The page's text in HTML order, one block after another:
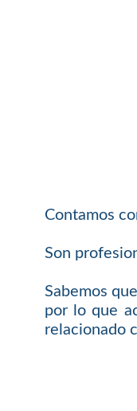
Contamos
Son
Sabemos
por lo que
relacionado